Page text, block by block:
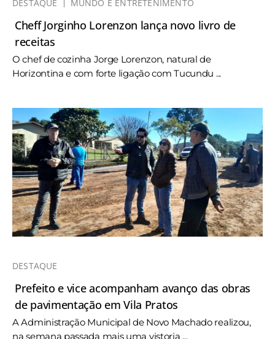
DESTAQUE MUNDO E ENTRETENIMENTO
Cheff Jorginho Lorenzon lança novo livro de
receitas
O chef de cozinha Jorge Lorenzon, natural de
Horizontina e com forte ligação com Tucundu ...
DESTAQUE
Prefeito e vice acompanham avanço das obras
de pavimentação em Vila Pratos
A Administração Municipal de Novo Machado realizou,
na semana passada mais uma vistoria ...